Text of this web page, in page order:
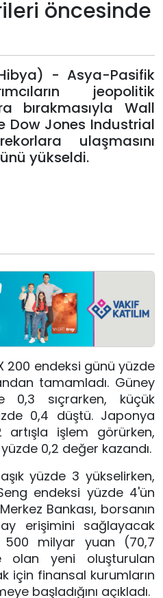
öncesinde
- Asya-Pasifik
jeopolitik
bırakmasıyla Wall
Dow Jones Industrial
ulaşmasını
yükseldi.
200 endeksi günü yüzde
tamamladı. Güney
0,3 sıçrarken, küçük
0,4 düştü. Japonya
işlem görürken,
0,2 değer kazandı.
yüzde 3 yükselirken,
endeksi yüzde 4'ün
Bankası, borsanın
erişimini sağlayacak
milyar yuan (70,7
olan yeni oluşturulan
için finansal kurumların
başladığını açıkladı.